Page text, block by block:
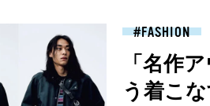
FASHION
「名作
う着こ